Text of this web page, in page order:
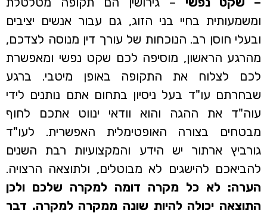
ומשמעותית בחיי בני הזוג, גם עבור אנשים יציבים
ובעלי חוסן רב. הנוכחות של עורך דין מנוסה לצדכם,
מהרגע הראשון, מוסיפה לכם שקט נפשי ומאפשרת
לכם לצלוח את התקופה באופן מיטבי. ברגע
שבחרתם עו"ד בעל ניסיון בתחום אתם נותנים לידי
עוה"ד את ההגה והוא וודאי ינווט אתכם לחוף
מבטחים בצורה האופטימלית האפשרית. לעו"ד
גורביץ ארתור יש הידע והמקצועיות רבת השנים
להביאכם להישגים לא מבוטלים, ולתוצאה הרצויה.
הערה: לא כל מקרה דומה למקרה שלכם ולכן
התוצאה יכולה להיות שונה ממקרה למקרה. דבר